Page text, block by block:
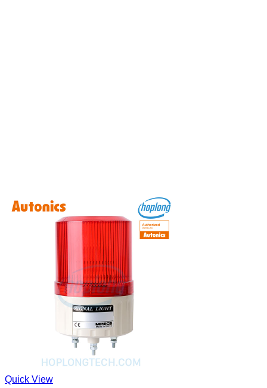
Quick View